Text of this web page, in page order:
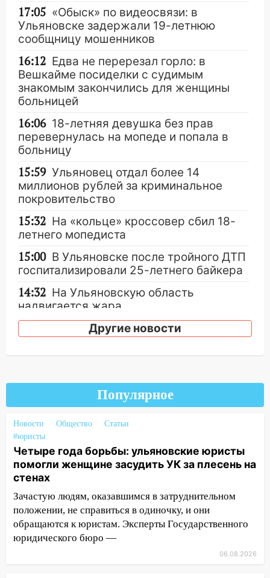
17:05 «Обыск» по видеосвязи: в
Ульяновске задержали 19-летнюю
сообщницу мошенников
16:12 Едва не перерезал горло: в
Вешкайме посиделки с судимым
знакомым закончились для женщины
больницей
16:06 18-летняя девушка без прав
перевернулась на мопеде и попала в
больницу
15:59 Ульяновец отдал более 14
миллионов рублей за криминальное
покровительство
15:32 На «кольце» кроссовер сбил 18-
летнего мопедиста
15:00 В Ульяновске после тройного ДТП
госпитализировали 25-летнего байкера
14:32 На Ульяновскую область
надвигается жара
Пешеход переходил по «зебре»:
подробности серьезной аварии на
Трудовой горело здание
припаркованный автомобиль
12:37 Переезжал «зебру» на
велосипеде и попал под колеса
12:18
Железнодорожном районе горела дача
11:33 В Засвияжье под колёса авто
попал мужчина
В Радищевском районе сгорели
Другие новости
Популярное
Новости Общество
Статьи
#юристы
Четыре года борьбы: ульяновские юристы
помогли женщине засудить УК за плесень на
стенах
Зачастую людям, оказавшимся в затруднительном
положении, не справиться в одиночку, и они
обращаются к юристам. Эксперты Государственного
юридического бюро —
06.08.2026